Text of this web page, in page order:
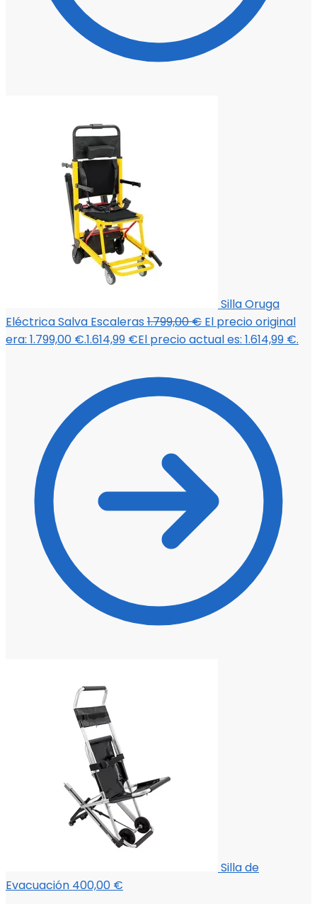
Silla Oruga
Eléctrica Salva Escaleras 1.799,00€ El precio original
era: 1.799,00 €.1.614,99 €El precio actual es: 1.614,99 €.
Silla de
Evacuación 400,00 €